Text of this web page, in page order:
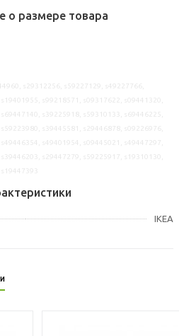
о размере товара
IKEA